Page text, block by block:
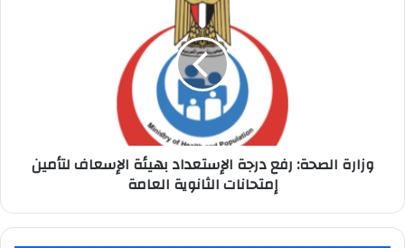
الثانوية
العامة
وزارة الصحة: رفع درجة الإستعداد بهيئة الإسعاف لتأمين
إمتحانات الثانوية العامة